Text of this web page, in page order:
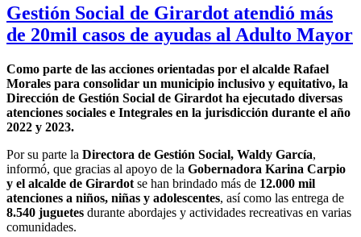
Gestión Social de Girardot atendió más
de 20mil casos de ayudas al Adulto Mayor
Como parte de las acciones orientadas por el alcalde Rafael
Morales para consolidar un municipio inclusivo y equitativo, la
Dirección de Gestión Social de Girardot ha ejecutado diversas
atenciones sociales e Integrales en la jurisdicción durante el año
2022 y 2023.
Por su parte la Directora de Gestión Social, Waldy García,
informó, que gracias al apoyo de la Gobernadora Karina Carpio
y el alcalde de Girardot se han brindado más de 12.000 mil
atenciones a niños, niñas y adolescentes, así como las entrega de
8.540 juguetes durante abordajes y actividades recreativas en varias
comunidades.